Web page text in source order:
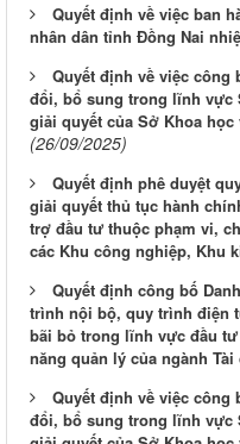
Quyết định về việc ban
nhân dân tỉnh Đồng Nai
Quyết định về việc
đổi, bổ sung trong lĩnh vực
giải quyết của Sở Khoa
(26/09/2025)
Quyết định phê duyệt
giải quyết thủ tục hành
trợ đầu tư thuộc phạm vi,
các Khu công nghiệp, Khu
Quyết định công bố
trình nội bộ, quy trình điện
bãi bỏ trong lĩnh vực đầu
năng quản lý của ngành
Quyết định về việc
đổi, bổ sung trong lĩnh vực